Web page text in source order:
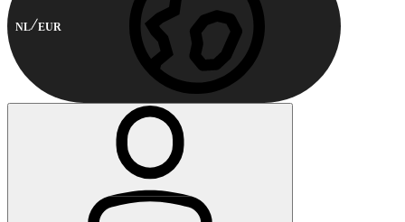
NL EUR